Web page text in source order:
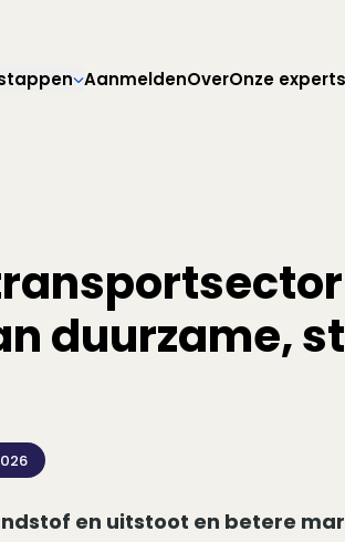
AanmeldenOverOnze experts
duurzame,
en uitstoot en betere